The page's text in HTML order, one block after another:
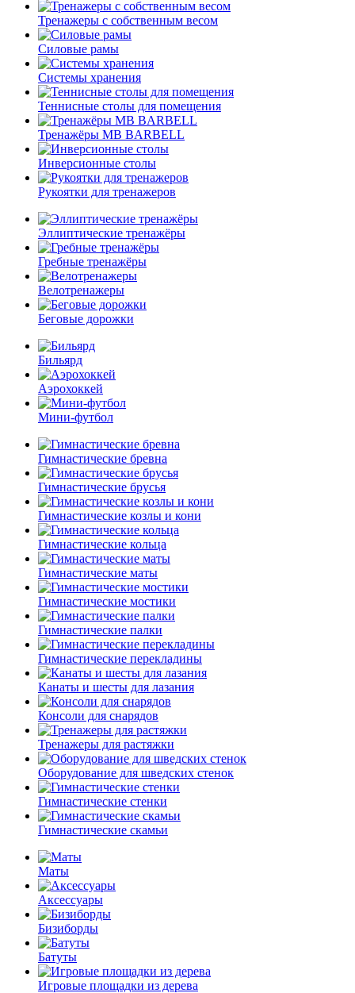
Тренажеры с собственным весом
Силовые рамы
Системы хранения
Теннисные столы для помещения
Тренажёры MB BARBELL
Инверсионные столы
Рукоятки для тренажеров
Эллиптические тренажёры
Гребные тренажёры
Велотренажеры
Беговые дорожки
Бильярд
Аэрохоккей
Мини-футбол
Гимнастические бревна
Гимнастические брусья
Гимнастические козлы и кони
Гимнастические кольца
Гимнастические маты
Гимнастические мостики
Гимнастические палки
Гимнастические перекладины
Канаты и шесты для лазания
Консоли для снарядов
Тренажеры для растяжки
Оборудование для шведских стенок
Гимнастические стенки
Гимнастические скамьи
Маты
Аксессуары
Бизиборды
Батуты
Игровые площадки из дерева